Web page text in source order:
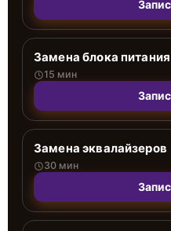
Замена блока питания
15 мин
Замена эквалайзеров
30 мин